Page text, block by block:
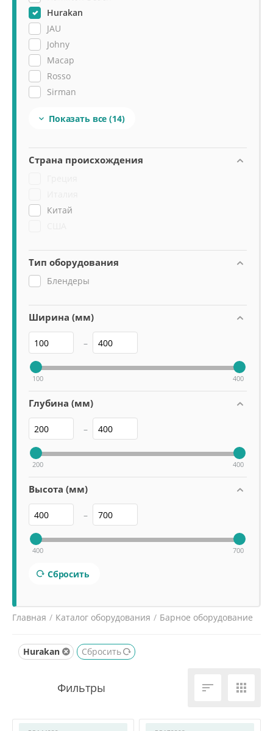
Hurakan
JAU
Johny
Macap
Rosso
Sirman
Viatto
 Показать все (14)
Страна происхождения
Китай
Тип оборудования
Блендеры
Ширина (мм)
–
100 400
Глубина (мм)
–
200 400
Высота (мм)
–
400 700
Сбросить
Главная / Каталог оборудования / Барное оборудование
Hurakan
Сбросить
 